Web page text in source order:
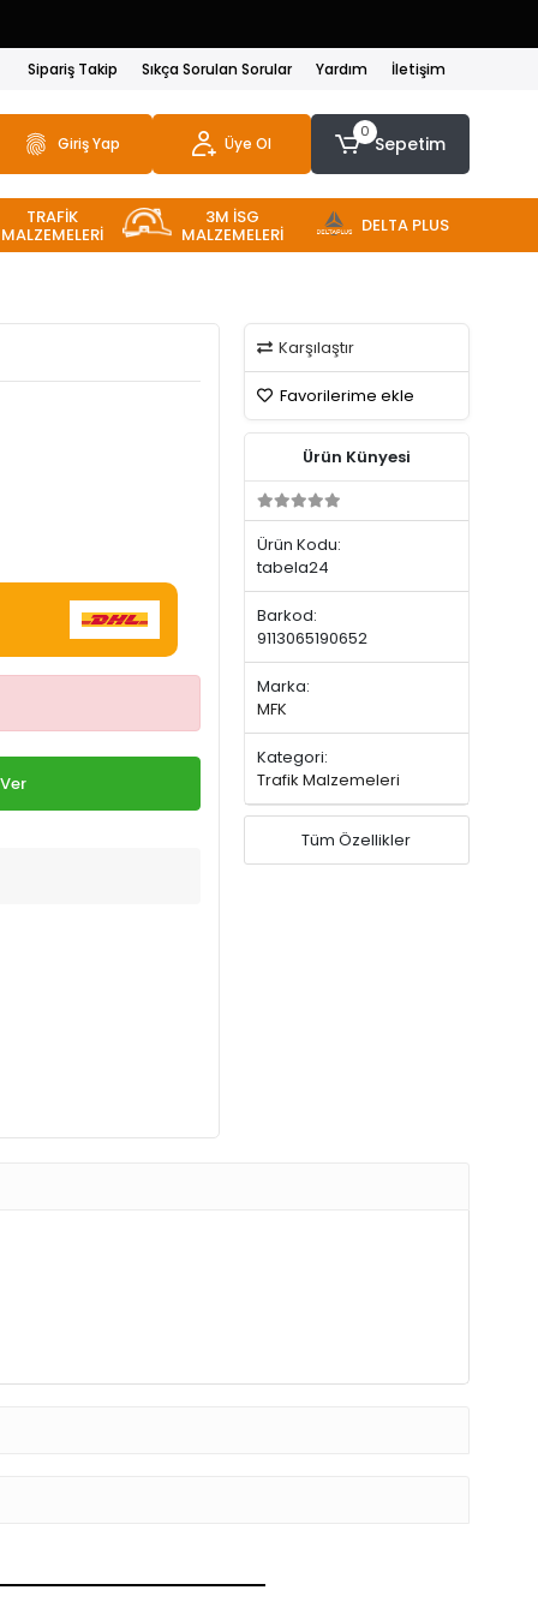
Sipariş Takip Sıkça Sorulan Sorular Yardım İletişim
Giriş Yap Üye Ol
0
Sepetim
TRAFİK
MALZEMELERİ
3M İSG
MALZEMELERİ DELTA PLUS
Karşılaştır
Favorilerime ekle
Ürün Künyesi
Ürün Kodu:
tabela24
Barkod:
9113065190652
Marka:
MFK
Kategori:
Trafik Malzemeleri
Tüm Özellikler